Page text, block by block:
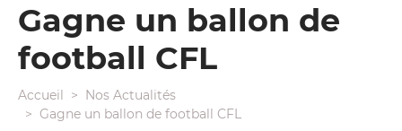
Gagne un ballon de
football CFL
Accueil
Nos Actualités
Gagne un ballon de football CFL